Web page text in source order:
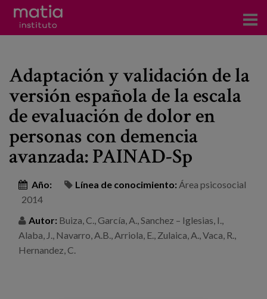
Investigación
Publicaciones
Consultoría
Formación
Adaptación y validación de la
versión española de la escala
de evaluación de dolor en
personas con demencia
avanzada: PAINAD-Sp
Año:
2014
Línea de conocimiento: Área psicosocial
Autor: Buiza, C., García, A., Sanchez – Iglesias, I.,
Alaba, J., Navarro, A.B., Arriola, E., Zulaica, A., Vaca, R.,
Hernandez, C.